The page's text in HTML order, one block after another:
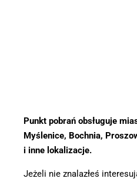
Punkt pobrań obsługuje
Myślenice, Bochnia,
i inne lokalizacje.
Jeżeli nie znalazłeś